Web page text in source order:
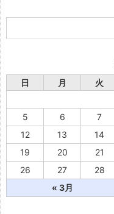
日
月 火
« 3月
5
6 7
12
13 14
19
20 21
26
27 28